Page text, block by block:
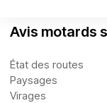
Avis motards
État des routes
Paysages
Virages